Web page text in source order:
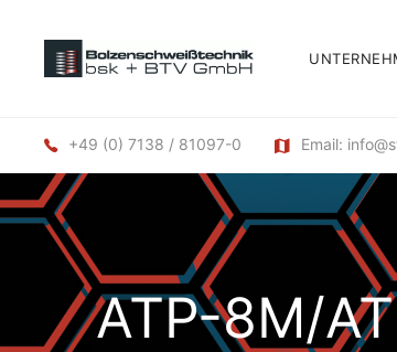
+49 (0) 7138 / 81097-0 Email:
ATP-8M/